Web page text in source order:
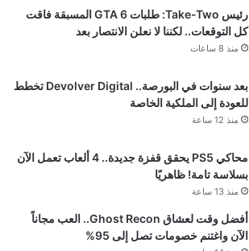
رئيس Take-Two: طلبات GTA 6 المسبقة فاقت
كل التوقعات.. لكننا لا نعلن الانتصار بعد
منذ 8 ساعات
بعد سنوات في البورصة.. Devolver Digital تخطط
للعودة إلى الملكية الخاصة
منذ 12 ساعة
محاكي PS5 يحقق قفزة جديدة.. 4 ألعاب تعمل الآن
بسلاسة تامة! ظاهريًا
منذ 13 ساعة
أفضل وقت لعشاق Ghost Recon.. العب مجاناً
الآن واغتنم خصومات تصل إلى 95%